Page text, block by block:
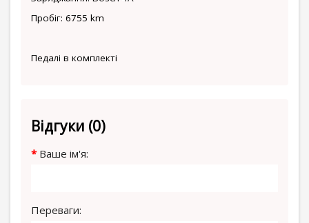
Пробіг: 6755 km
Педалі в комплекті
Відгуки (0)
Ваше ім'я:
Переваги: